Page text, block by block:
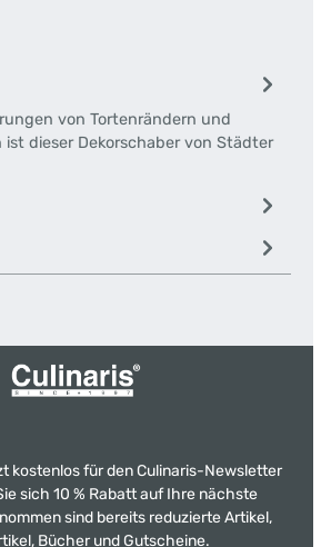
von Tortenrändern und
dieser Dekorschaber von Städter
kostenlos für den Culinaris-Newsletter
sich 10 % Rabatt auf Ihre nächste
sind bereits reduzierte Artikel,
Bücher und Gutscheine.